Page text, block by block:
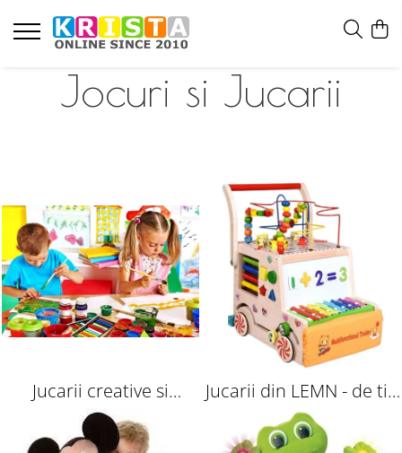
Jocuri si Jucarii
Jucarii creative si
indemanare
Jucarii din LEMN - de tip
Montessori